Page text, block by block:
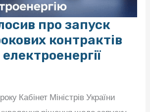
про запуск
контрактів
Кабінет Міністрів України